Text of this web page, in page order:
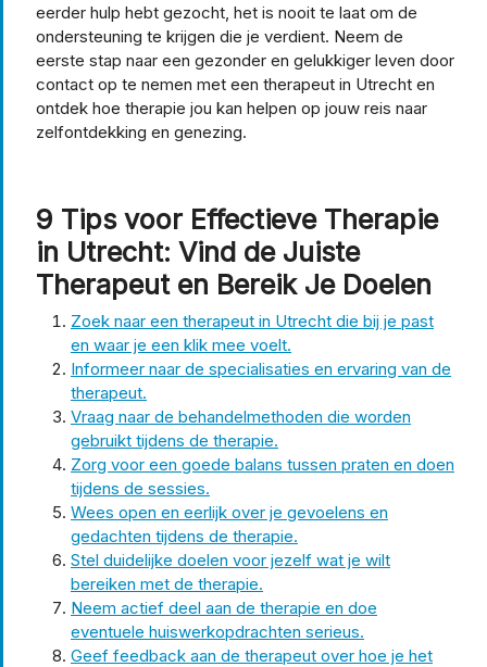
eerder hulp hebt gezocht, het is nooit te laat om de
ondersteuning te krijgen die je verdient. Neem de
eerste stap naar een gezonder en gelukkiger leven door
contact op te nemen met een therapeut in Utrecht en
ontdek hoe therapie jou kan helpen op jouw reis naar
zelfontdekking en genezing.
9 Tips voor Effectieve Therapie
in Utrecht: Vind de Juiste
Therapeut en Bereik Je Doelen
Zoek naar een therapeut in Utrecht die bij je past
en waar je een klik mee voelt.
Informeer naar de specialisaties en ervaring van de
therapeut.
Vraag naar de behandelmethoden die worden
gebruikt tijdens de therapie.
Zorg voor een goede balans tussen praten en doen
tijdens de sessies.
Wees open en eerlijk over je gevoelens en
gedachten tijdens de therapie.
Stel duidelijke doelen voor jezelf wat je wilt
bereiken met de therapie.
Neem actief deel aan de therapie en doe
eventuele huiswerkopdrachten serieus.
Geef feedback aan de therapeut over hoe je het